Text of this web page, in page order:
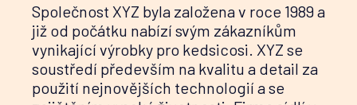
Společnost XYZ byla založena v roce 1989 a
již od počátku nabízí svým zákazníkům
vynikající výrobky pro kedsicosi. XYZ se
soustředí především na kvalitu a detail za
použití nejnovějších technologií a se